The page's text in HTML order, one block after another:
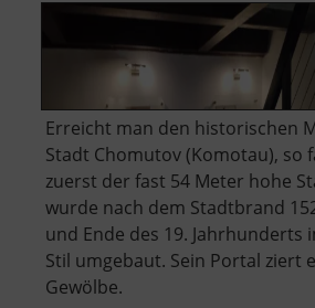
Erreicht man den historischen
Stadt Chomutov (Komotau), so
zuerst der fast 54 Meter hohe
wurde nach dem Stadtbrand
und Ende des 19. Jahrhunderts
Stil umgebaut. Sein Portal ziert
Gewölbe.